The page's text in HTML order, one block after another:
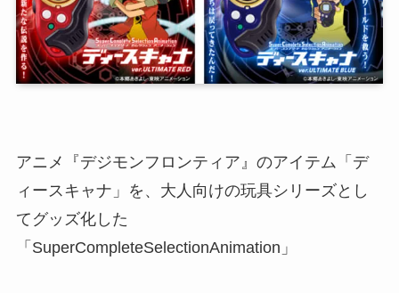
アニメ『デジモンフロンティア』のアイテム「デ
ィースキャナ」を、大人向けの玩具シリーズとし
てグッズ化した
「SuperCompleteSelectionAnimation」